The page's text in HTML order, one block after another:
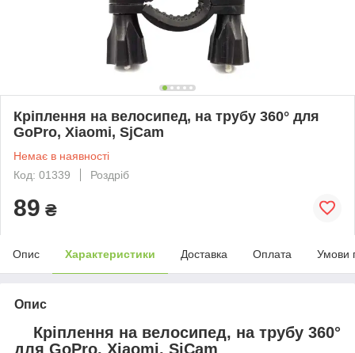
Кріплення на велосипед, на трубу 360° для
GoPro, Xiaomi, SjCam
Немає в наявності
Код: 01339
Роздріб
89 ₴
Опис Характеристики Доставка Оплата Умови
Опис
Кріплення на велосипед, на трубу 360°
для GoPro, Xiaomi, SjCam